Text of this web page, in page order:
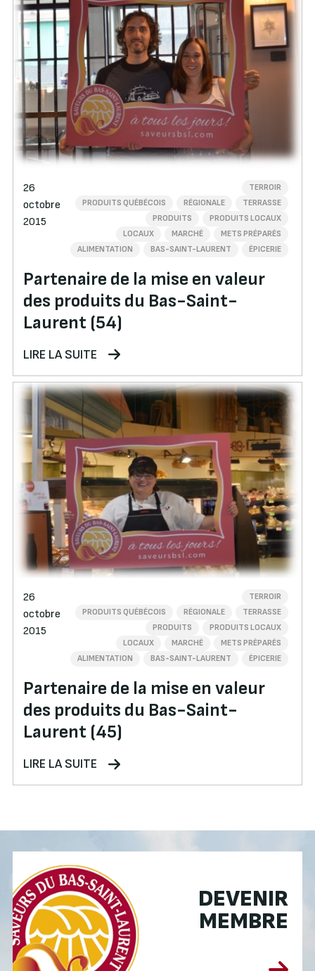
26
octobre
2015
ALIMENTATION BAS-SAINT-LAURENT ÉPICERIE
LOCAUX MARCHÉ METS PRÉPARÉS
PRODUITS PRODUITS LOCAUX
PRODUITS QUÉBÉCOIS RÉGIONALE TERRASSE
TERROIR
Partenaire de la mise en valeur
des produits du Bas-Saint-
Laurent (54)
LIRE LA SUITE
26
octobre
2015
ALIMENTATION BAS-SAINT-LAURENT ÉPICERIE
LOCAUX MARCHÉ METS PRÉPARÉS
PRODUITS PRODUITS LOCAUX
PRODUITS QUÉBÉCOIS RÉGIONALE TERRASSE
TERROIR
Partenaire de la mise en valeur
des produits du Bas-Saint-
Laurent (45)
LIRE LA SUITE
DEVENIR
MEMBRE